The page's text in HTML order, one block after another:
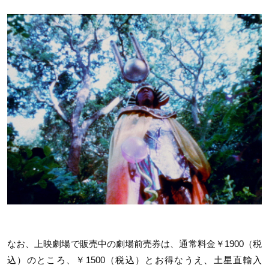
なお、上映劇場で販売中の劇場前売券は、通常料金￥1900（税
込）のところ、￥1500（税込）とお得なうえ、土星直輸入